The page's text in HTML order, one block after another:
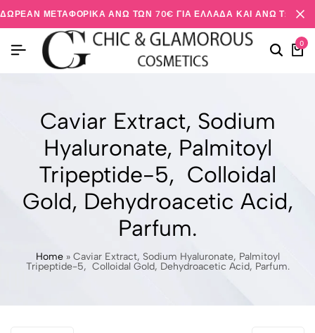
ΔΩΡΕΆΝ ΜΕΤΑΦΟΡΙΚΆ ΆΝΩ ΤΩΝ 70€ ΓΙΑ ΕΛΛΆΔΑ ΚΑΙ ΆΝΩ ΤΩΝ
0
Caviar Extract, Sodium
Hyaluronate, Palmitoyl
Tripeptide-5, Colloidal
Gold, Dehydroacetic Acid,
Parfum.
Home» Caviar Extract, Sodium Hyaluronate, Palmitoyl
Tripeptide-5, Colloidal Gold, Dehydroacetic Acid, Parfum.